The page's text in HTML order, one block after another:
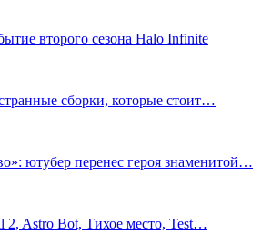
второго сезона Halo Infinite
сборки, которые стоит…
ютубер перенес героя знаменитой…
2, Astro Bot, Тихое место, Test…